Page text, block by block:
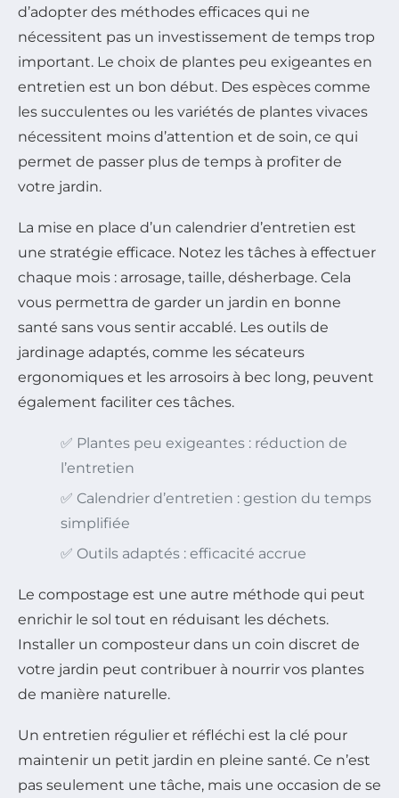
d’adopter des méthodes efficaces qui ne
nécessitent pas un investissement de temps trop
important. Le choix de plantes peu exigeantes en
entretien est un bon début. Des espèces comme
les succulentes ou les variétés de plantes vivaces
nécessitent moins d’attention et de soin, ce qui
permet de passer plus de temps à profiter de
votre jardin.
La mise en place d’un calendrier d’entretien est
une stratégie efficace. Notez les tâches à effectuer
chaque mois : arrosage, taille, désherbage. Cela
vous permettra de garder un jardin en bonne
santé sans vous sentir accablé. Les outils de
jardinage adaptés, comme les sécateurs
ergonomiques et les arrosoirs à bec long, peuvent
également faciliter ces tâches.
✅ Plantes peu exigeantes : réduction de
l’entretien
✅ Calendrier d’entretien : gestion du temps
simplifiée
✅ Outils adaptés : efficacité accrue
Le compostage est une autre méthode qui peut
enrichir le sol tout en réduisant les déchets.
Installer un composteur dans un coin discret de
votre jardin peut contribuer à nourrir vos plantes
de manière naturelle.
Un entretien régulier et réfléchi est la clé pour
maintenir un petit jardin en pleine santé. Ce n’est
pas seulement une tâche, mais une occasion de se